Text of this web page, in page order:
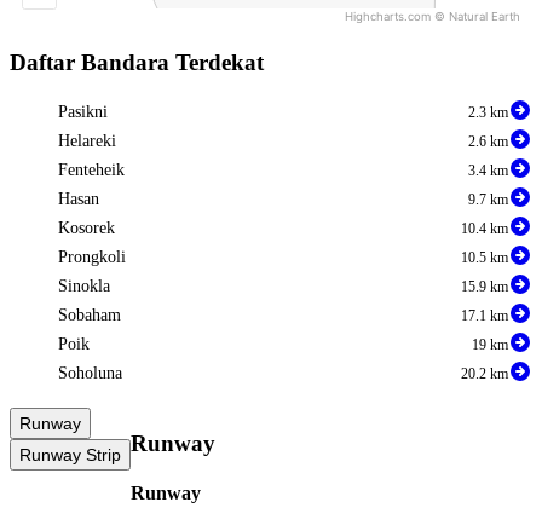
Highcharts.com © Natural Earth
Daftar Bandara Terdekat
Pasikni 2.3 km
Helareki 2.6 km
Fenteheik 3.4 km
Hasan 9.7 km
Kosorek 10.4 km
Prongkoli 10.5 km
Sinokla 15.9 km
Sobaham 17.1 km
Poik 19 km
Soholuna 20.2 km
Runway
Runway Strip Runway
Runway